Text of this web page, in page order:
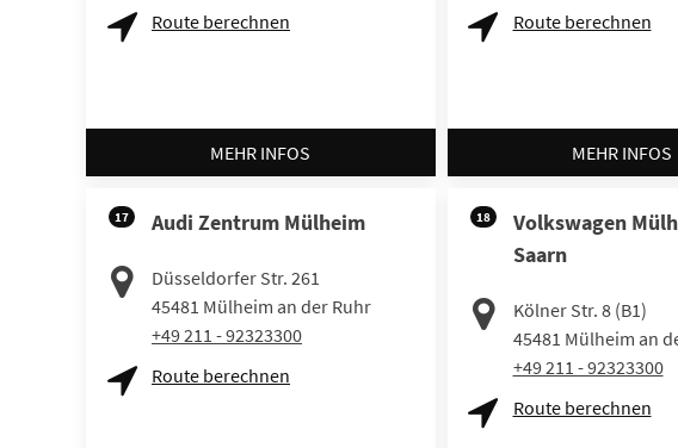
Route berechnen
MEHR INFOS
Route berechnen
MEHR INFOS
17 Audi Zentrum Mülheim
Düsseldorfer Str. 261
45481 Mülheim an der Ruhr
+49 211 - 92323300
Route berechnen
18
Volkswagen
Saarn
Kölner Str. 8 (B1)
45481 Mülheim an
+49 211 - 92323300
Route berechnen